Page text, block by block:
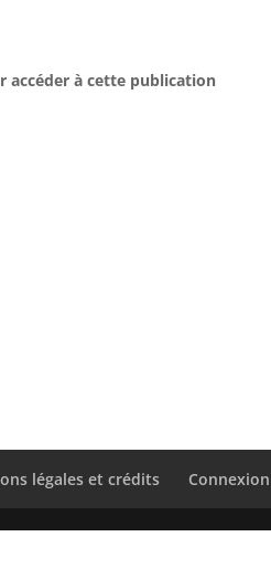
accéder à cette publication
légales et crédits